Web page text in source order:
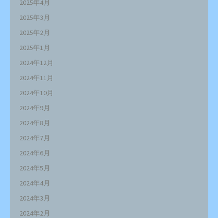
2025年4月
2025年3月
2025年2月
2025年1月
2024年12月
2024年11月
2024年10月
2024年9月
2024年8月
2024年7月
2024年6月
2024年5月
2024年4月
2024年3月
2024年2月